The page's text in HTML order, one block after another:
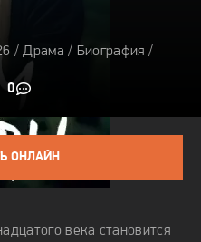
/Драма / Биография /
0
ОНЛАЙН
века становится